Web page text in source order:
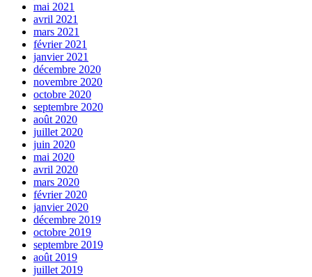
mai 2021
avril 2021
mars 2021
février 2021
janvier 2021
décembre 2020
novembre 2020
octobre 2020
septembre 2020
août 2020
juillet 2020
juin 2020
mai 2020
avril 2020
mars 2020
février 2020
janvier 2020
décembre 2019
octobre 2019
septembre 2019
août 2019
juillet 2019